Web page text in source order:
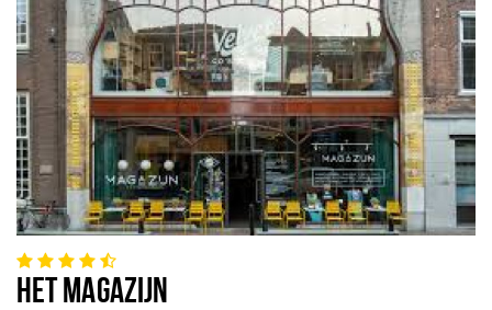
HET MAGAZIJN